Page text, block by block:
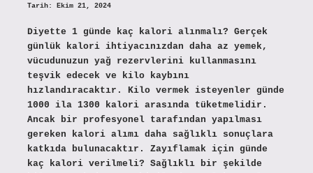
Tarih: Ekim 21, 2024
Diyette 1 günde kaç kalori alınmalı? Gerçek
günlük kalori ihtiyacınızdan daha az yemek,
vücudunuzun yağ rezervlerini kullanmasını
teşvik edecek ve kilo kaybını
hızlandıracaktır. Kilo vermek isteyenler günde
1000 ila 1300 kalori arasında tüketmelidir.
Ancak bir profesyonel tarafından yapılması
gereken kalori alımı daha sağlıklı sonuçlara
katkıda bulunacaktır. Zayıflamak için günde
kaç kalori verilmeli? Sağlıklı bir şekilde